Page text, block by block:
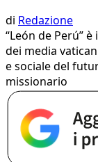
di Redazione
“León de Perú”
dei media
e sociale del
missionario